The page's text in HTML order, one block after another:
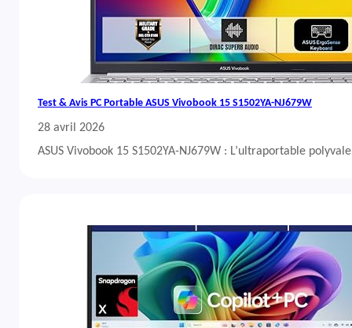
Test & Avis PC Portable ASUS Vivobook 15 S1502YA-NJ679W
28 avril 2026
ASUS Vivobook 15 S1502YA-NJ679W : L’ultraportable